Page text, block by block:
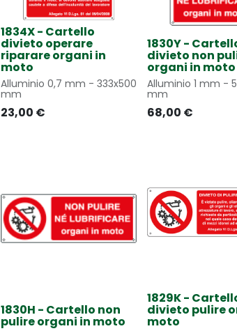
1834X - Cartello
divieto operare
riparare organi in
moto
Alluminio 0,7 mm - 333x500
mm
23,00 €
1830Y -
divieto non
organi in moto
Alluminio 1 mm -
mm
68,00 €
1830H - Cartello non
pulire organi in moto
1829K -
divieto pulire
moto